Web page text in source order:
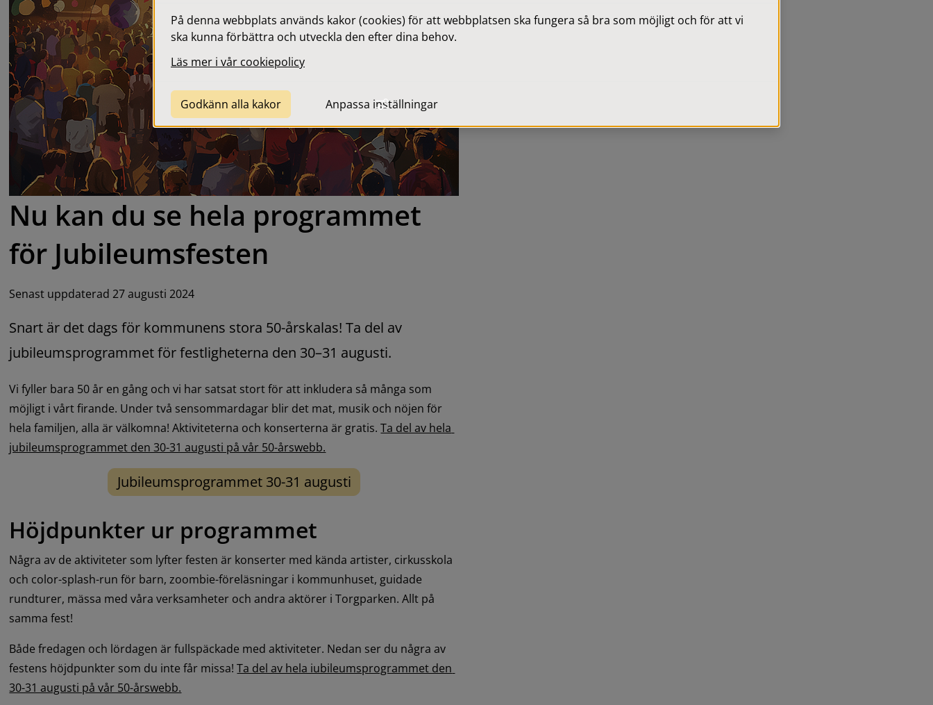
Nu kan du se hela programmet
för Jubileumsfesten
Senast uppdaterad 27 augusti 2024
Snart är det dags för kommunens stora 50-årskalas! Ta del av
jubileumsprogrammet för festligheterna den 30–31 augusti.
Vi fyller bara 50 år en gång och vi har satsat stort för att inkludera så många som
möjligt i vårt firande. Under två sensommardagar blir det mat, musik och nöjen för
hela familjen, alla är välkomna! Aktiviteterna och konserterna är gratis. Ta del av hela
jubileumsprogrammet den 30-31 augusti på vår 50-årswebb.
Jubileumsprogrammet 30-31 augusti
Höjdpunkter ur programmet
Några av de aktiviteter som lyfter festen är konserter med kända artister, cirkusskola
och color-splash-run för barn, zoombie-föreläsningar i kommunhuset, guidade
rundturer, mässa med våra verksamheter och andra aktörer i Torgparken. Allt på
samma fest!
Både fredagen och lördagen är fullspäckade med aktiviteter. Nedan ser du några av
festens höjdpunkter som du inte får missa! Ta del av hela iubileumsprogrammet den
30-31 augusti på vår 50-årswebb.
På denna webbplats används kakor (cookies) för att webbplatsen ska fungera så bra som möjligt och för att vi
ska kunna förbättra och utveckla den efter dina behov.
Läs mer i vår cookiepolicy
Godkänn alla kakor Anpassa inställningar